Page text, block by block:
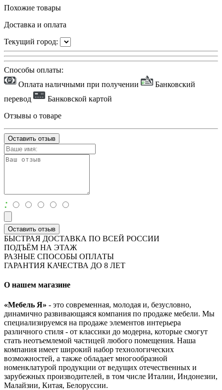
Похожие товары
Доставка и оплата
Текущий город:
Способы оплаты:
Оплата наличными при получении
Банковский
перевод
Банковской картой
Отзывы о товаре
Оставить отзыв
:
Оставить отзыв
БЫСТРАЯ ДОСТАВКА ПО ВСЕЙ РОССИИ
ПОДЪЁМ НА ЭТАЖ
РАЗНЫЕ СПОСОБЫ ОПЛАТЫ
ГАРАНТИЯ КАЧЕСТВА ДО 8 ЛЕТ
О нашем магазине
«Мебель Я» - это современная, молодая и, безусловно,
динамично развивающаяся компания по продаже мебели. Мы
специализируемся на продаже элементов интерьера
различного стиля - от классики до модерна, которые смогут
стать неотъемлемой частицей любого помещения. Наша
компания имеет широкий набор технологических
возможностей, а также обладает многообразной
номенклатурой продукции от ведущих отечественных и
зарубежных производителей, в том числе Италии, Индонезии,
Малайзии, Китая, Белоруссии.